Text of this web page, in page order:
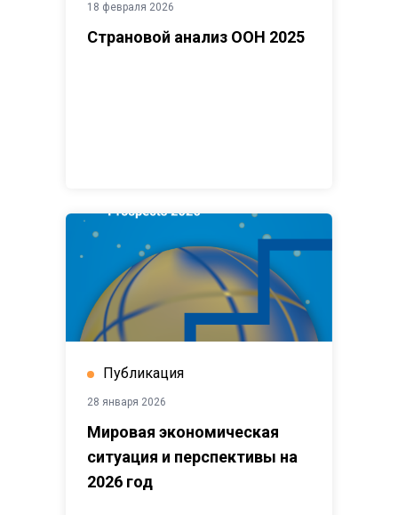
18 февраля 2026
Страновой анализ ООН 2025
Публикация
28 января 2026
Мировая экономическая
ситуация и перспективы на
2026 год